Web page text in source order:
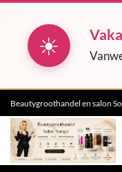
☀
Ga
naar
inhoud
Beautygroothandel en salon